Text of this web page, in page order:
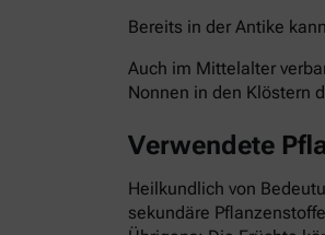
Bereits in der Antike
Auch im Mittelalter
Nonnen in den Klöstern
Verwendete
Heilkundlich von
sekundäre